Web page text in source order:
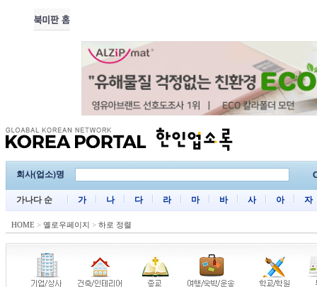
회사(업소)명
가나다 순 가 나 다 라 마 바 사 아 자
HOME > 옐로우페이지 > 하로 정렬